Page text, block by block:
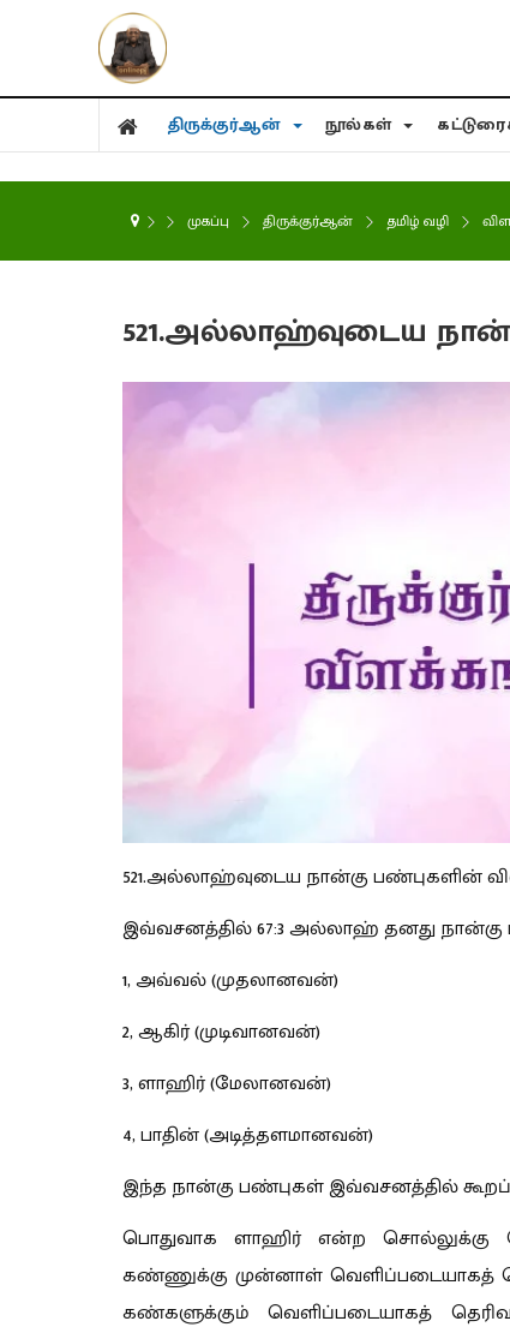
திருக்குர்ஆன் நூல்கள்
முகப்பு திருக்குர்ஆன் தமிழ் வழி
521.அல்லாஹ்வுடைய
521.அல்லாஹ்வுடைய நான்கு பண்புகளின்
இவ்வசனத்தில் 67:3 அல்லாஹ் தனது நான்கு
1, அவ்வல் (முதலானவன்)
2, ஆகிர் (முடிவானவன்)
3, ளாஹிர் (மேலானவன்)
4, பாதின் (அடித்தளமானவன்)
இந்த நான்கு பண்புகள் இவ்வசனத்தில்
பொதுவாக ளாஹிர் என்ற சொல்லுக்கு
கண்ணுக்கு முன்னாள்
கண்களுக்கும் வெளிப்படையாகத்